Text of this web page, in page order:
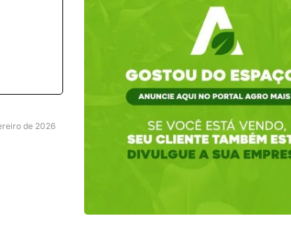
de 2026